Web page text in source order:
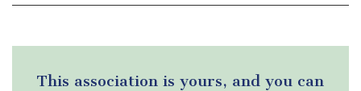
This association is yours, and you can